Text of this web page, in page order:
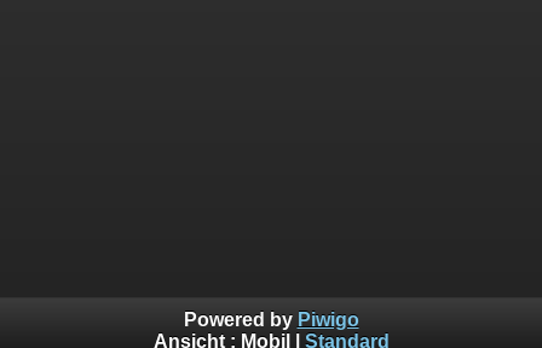
Powered by Piwigo
Ansicht : Mobil Standard